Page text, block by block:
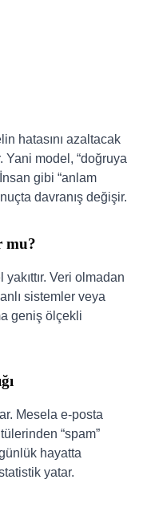
hatasını azaltacak
Yani model, “doğruya
gibi “anlam
davranış değişir.
mu?
Veri olmadan
sistemler veya
geniş ölçekli
Mesela e-posta
“spam”
günlük hayatta
yatar.